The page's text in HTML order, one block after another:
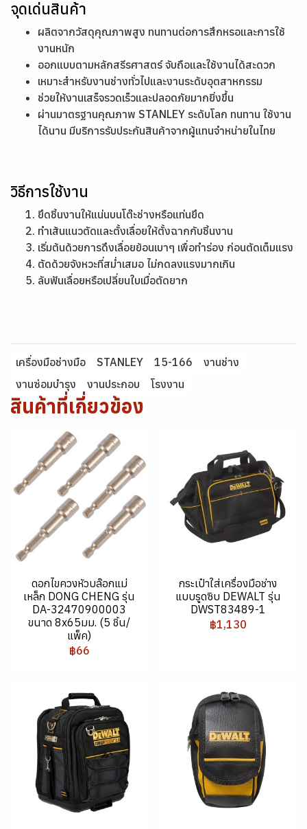
จุดเด่นสินค้า
ผลิตจากวัสดุคุณภาพสูง ทนทานต่อการสึกหรอและการใช้
งานหนัก
ออกแบบตามหลักสรีรศาสตร์ จับถือและใช้งานได้สะดวก
เหมาะสำหรับงานช่างทั่วไปและงานระดับอุตสาหกรรม
ช่วยให้งานเสร็จรวดเร็วและปลอดภัยมากยิ่งขึ้น
ผ่านมาตรฐานคุณภาพ STANLEY ระดับโลก ทนทาน ใช้งาน
ได้นาน มีบริการรับประกันสินค้าจากผู้แทนจำหน่ายในไทย
วิธีการใช้งาน
ยึดชิ้นงานให้แน่นบนโต๊ะช่างหรือแท่นยึด
ทำเส้นแนวตัดและตั้งเลื่อยให้ตั้งฉากกับชิ้นงาน
เริ่มต้นด้วยการดึงเลื่อยย้อนเบาๆ เพื่อทำร่อง ก่อนตัดเต็มแรง
ตัดด้วยจังหวะที่สม่ำเสมอ ไม่กดลงแรงมากเกิน
ลับฟันเลื่อยหรือเปลี่ยนใบเมื่อตัดยาก
เครื่องมือช่างมือ STANLEY 15-166
งานช่าง
งานซ่อมบำรุง
งานประกอบ โรงงาน
สินค้าที่เกี่ยวข้อง
ดอกไขควงหัวบล๊อกแม่
เหล็ก DONG CHENG รุ่น
DA-32470900003
ขนาด 8x65มม. (5 ชิ้น/
แพ็ค)
฿66
กระเป๋าใส่เครื่องมือช่าง
แบบรูดซิบ DEWALT รุ่น
DWST83489-1
฿1,130